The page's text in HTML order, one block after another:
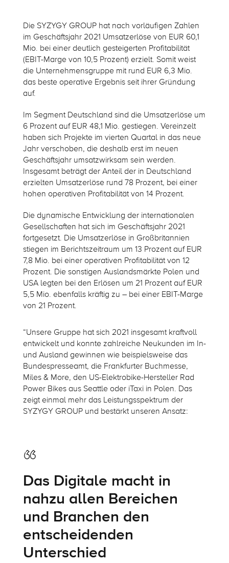
Die SYZYGY GROUP hat nach vorläufigen Zahlen
im Geschäftsjahr 2021 Umsatzerlöse von EUR 60,1
Mio. bei einer deutlich gesteigerten Profitabilität
(EBIT-Marge von 10,5 Prozent) erzielt. Somit weist
die Unternehmensgruppe mit rund EUR 6,3 Mio.
das beste operative Ergebnis seit ihrer Gründung
auf.
Im Segment Deutschland sind die Umsatzerlöse um
6 Prozent auf EUR 48,1 Mio. gestiegen. Vereinzelt
haben sich Projekte im vierten Quartal in das neue
Jahr verschoben, die deshalb erst im neuen
Geschäftsjahr umsatzwirksam sein werden.
Insgesamt beträgt der Anteil der in Deutschland
erzielten Umsatzerlöse rund 78 Prozent, bei einer
hohen operativen Profitabilität von 14 Prozent.
Die dynamische Entwicklung der internationalen
Gesellschaften hat sich im Geschäftsjahr 2021
fortgesetzt. Die Umsatzerlöse in Großbritannien
stiegen im Berichtszeitraum um 13 Prozent auf EUR
7,8 Mio. bei einer operativen Profitabilität von 12
Prozent. Die sonstigen Auslandsmärkte Polen und
USA legten bei den Erlösen um 21 Prozent auf EUR
5,5 Mio. ebenfalls kräftig zu – bei einer EBIT-Marge
von 21 Prozent.
“Unsere Gruppe hat sich 2021 insgesamt kraftvoll
entwickelt und konnte zahlreiche Neukunden im In-
und Ausland gewinnen wie beispielsweise das
Bundespresseamt, die Frankfurter Buchmesse,
Miles & More, den US-Elektrobike-Hersteller Rad
Power Bikes aus Seattle oder iTaxi in Polen. Das
zeigt einmal mehr das Leistungsspektrum der
SYZYGY GROUP und bestärkt unseren Ansatz:
Das Digitale macht in
nahzu allen Bereichen
und Branchen den
entscheidenden
Unterschied